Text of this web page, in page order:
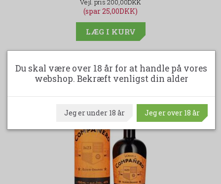
200,00DKK
(spar 25,00DKK)
LÆG I KURV
ANDRE KØBTE OGSÅ
Du skal være over 18 år for at handle på vores
webshop. Bekræft venligst din alder
Jeg er under 18 år Jeg er over 18 år